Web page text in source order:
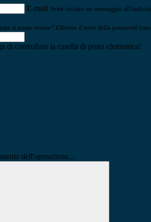
E-mail Verrà inviato un messaggio
al nome utente? Effettua il reset della password
di controllare la casella di posta elettronica!
dell'operazione...